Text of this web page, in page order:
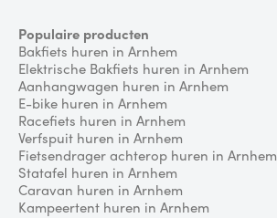
Populaire producten
Bakfiets huren in Arnhem
Elektrische Bakfiets huren in Arnhem
Aanhangwagen huren in Arnhem
E-bike huren in Arnhem
Racefiets huren in Arnhem
Verfspuit huren in Arnhem
Fietsendrager achterop huren in Arnhem
Statafel huren in Arnhem
Caravan huren in Arnhem
Kampeertent huren in Arnhem